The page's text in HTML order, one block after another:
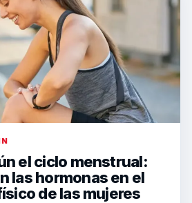
el ciclo menstrual:
las hormonas en el
de las mujeres